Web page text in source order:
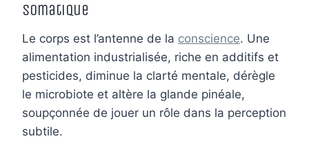
somatique
Le corps est l’antenne de la conscience. Une
alimentation industrialisée, riche en additifs et
pesticides, diminue la clarté mentale, dérègle
le microbiote et altère la glande pinéale,
soupçonnée de jouer un rôle dans la perception
subtile.